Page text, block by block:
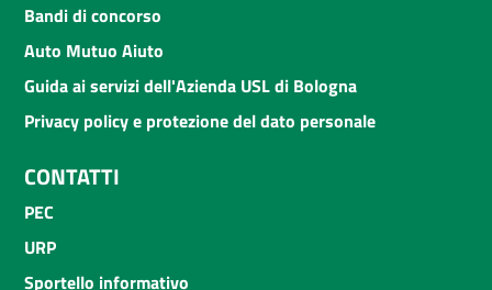
Bandi di concorso
Auto Mutuo Aiuto
Guida ai servizi dell'Azienda USL di Bologna
Privacy policy e protezione del dato personale
CONTATTI
PEC
URP
Sportello informativo